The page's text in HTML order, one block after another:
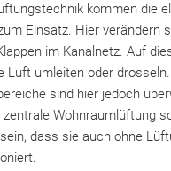
kommen die
Einsatz. Hier verändern
im Kanalnetz. Auf
Luft umleiten oder
sind hier jedoch
zentrale Wohnraumlüftung
dass sie auch ohne